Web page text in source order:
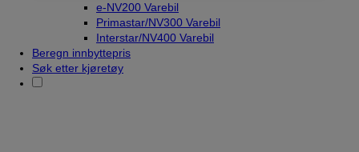
e-NV200 Varebil
Primastar/NV300 Varebil
Interstar/NV400 Varebil
Beregn innbyttepris
Søk etter kjøretøy